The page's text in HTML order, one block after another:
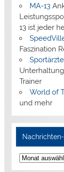
MA-13
13 ist jeder
Faszination
Trainer
World of
und mehr
Nachrichten-
Archiv